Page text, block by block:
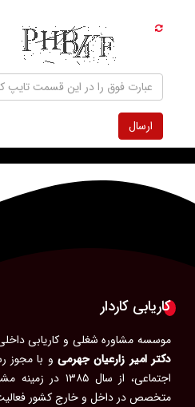
ارسال
کاریابی کاردار
موسسه مشاوره شغلی و کاریابی
دکتر امیر زارعیان جهرمی و با مجوز
اجتماعی، از سال
متخصص در داخل و خارج کشور